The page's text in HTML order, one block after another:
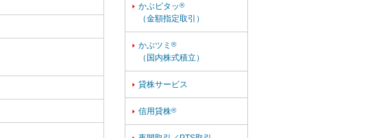
 かぶピタッ®
（金額指定取引）
 かぶツミ®
（国内株式積立）
 貸株サービス
 信用貸株®